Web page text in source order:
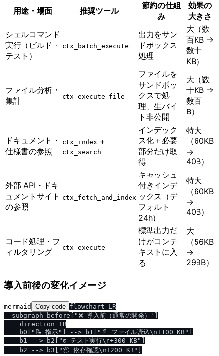
用途・場面 推奨ツール
節約の仕組
み
効果の
大きさ
シェルコマンド
実行（ビルド・
テスト）
ctx_batch_execute
出力をサン
ドボックス
処理
大（数
百KB →
数十
KB）
ファイル分析・
集計
ctx_execute_file
ファイルを
サンドボッ
クスで処
理、生バイ
ト非公開
大（数
十KB →
数百
B）
ドキュメント・
仕様書の参照
ctx_index +
ctx_search
インデック
ス化＋必要
部分だけ取
得
特大
（60KB
→
40B）
外部 API・ドキ
ュメントサイト
の参照
ctx_fetch_and_index
キャッシュ
付きインデ
ックス（デ
フォルト
24h）
特大
（60KB
→
40B）
コード処理・フ
ィルタリング
ctx_execute
標準出力だ
けがコンテ
キストに入
る
大
（56KB
→
299B）
導入前後の変化イメージ
mermaid Copy code flowchart LR
  subgraph before["❌ 導入前（通常の開発）"]
    direction TB
    b0["📝 指示"] --> b1["📄 ファイル読込\n+100 KB"]
    b1 --> b2["⚙️ テスト実行\n+300 KB"]
    b2 --> b3["📦 依存確認\n+200 KB"]